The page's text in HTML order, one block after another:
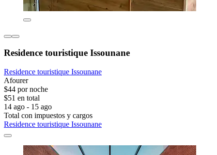
Residence touristique Issounane
Residence touristique Issounane
Afourer
$44 por noche
$51 en total
14 ago - 15 ago
Total con impuestos y cargos
Residence touristique Issounane